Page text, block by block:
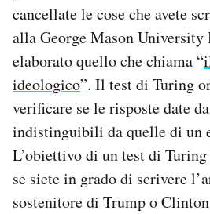
cancellate le cose che avete
alla George Mason University
elaborato quello che chiama “
ideologico”. Il test di Turing
verificare se le risposte date
indistinguibili da quelle di un
L’obiettivo di un test di
se siete in grado di scrivere
sostenitore di Trump o